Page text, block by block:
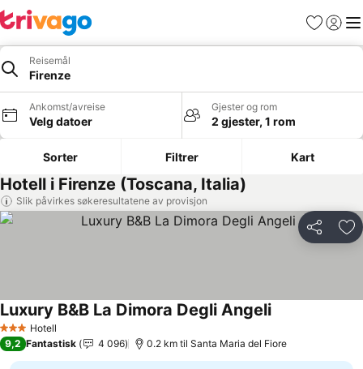
Favoritter
Logg
Reisemål
Firenze
Ankomst/avreise
Velg datoer
Gjester og rom
2 gjester, 1 rom
Sorter Filtrer Kart
Hotell i Firenze (Toscana, Italia)
Slik påvirkes søkeresultatene av provisjon
Del
3 StjernerHotell
Luxury B&B La Dimora Degli Angeli
9,2 Fantastisk 4 096 0.2 km til Santa Maria del Fiore